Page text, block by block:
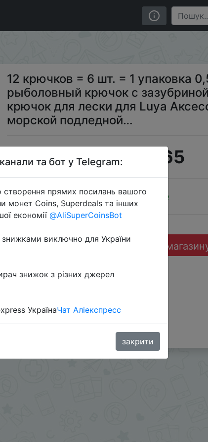
крючок с зазубриной сублан ручной крючок
12 крючков = 6 шт. = 1 упаковка
рыболовный крючок с
крючок для лески для Luya
морской подледной…
$0.65
Sale
Перейти до
та бот у Telegram:
прямих посилань вашого
монет Coins, Superdeals та інших
економії @AliSuperCoinsBot
знижками виключно для України
знижок з різних джерел
УкраїнаЧат Аліекспресс
закрити